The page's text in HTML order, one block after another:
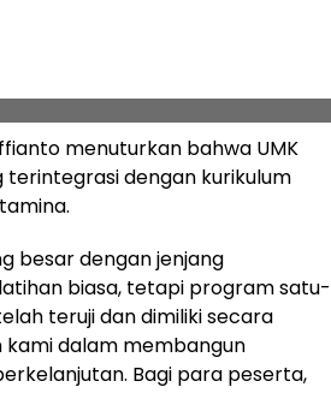
menuturkan bahwa UMK
dengan kurikulum
besar dengan jenjang
biasa, tetapi program satu-
teruji dan dimiliki secara
kami dalam membangun
Bagi para peserta,